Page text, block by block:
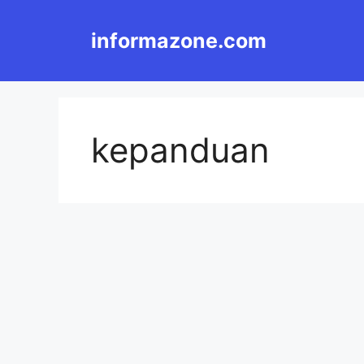
informazone.com
kepanduan